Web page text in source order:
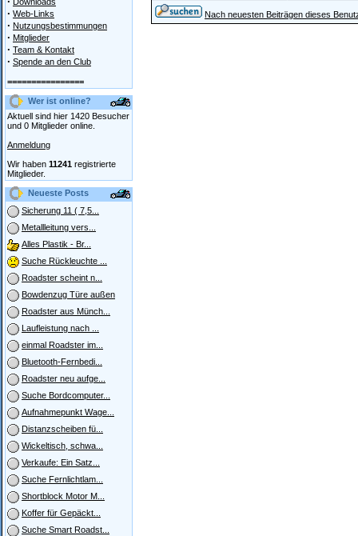
· Web-Links
· Nutzungsbestimmungen
· Mitglieder
· Team & Kontakt
· Spende an den Club
================
Wer ist online?
Aktuell sind hier 1420 Besucher
und 0 Mitglieder online.
Anmeldung
Wir haben 11241 registrierte
Mitglieder.
Neueste Posts
Sicherung 11 ( 7,5...
Metallleitung vers...
Alles Plastik - Br...
Suche Rückleuchte ...
Roadster scheint n...
Bowdenzug Türe außen
Roadster aus Münch...
Laufleistung nach ...
einmal Roadster im...
Bluetooth-Fernbedi...
Roadster neu aufge...
Suche Bordcomputer...
Aufnahmepunkt Wage...
Distanzscheiben fü...
Wickeltisch, schwa...
Verkaufe: Ein Satz...
Suche Fernlichtlam...
Shortblock Motor M...
Koffer für Gepäckt...
Suche Smart Roadst...
Nach neuesten Beiträgen dieses